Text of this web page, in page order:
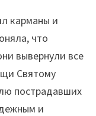
карманы и
что
вывернули все
Святому
пострадавших
и